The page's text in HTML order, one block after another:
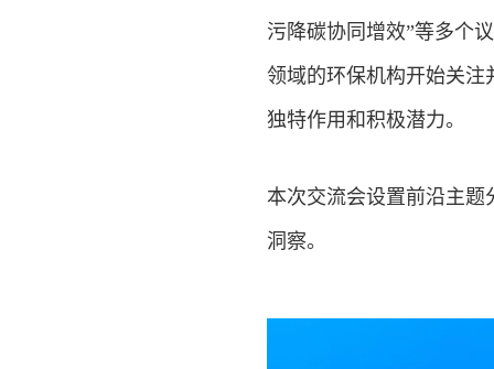
污降碳协同增效”等多个
领域的环保机构开始关注
独特作用和积极潜力。
本次交流会设置前沿主题
洞察。